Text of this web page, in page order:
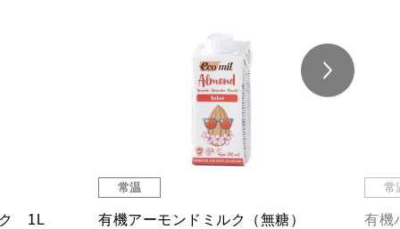
ク 1L
常温
有機アーモンドミルク（無糖）
常
有機